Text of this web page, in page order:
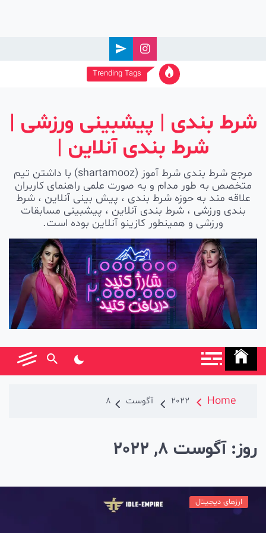
Trending Tags
شرط بندی | پیشبینی ورزشی |
شرط بندی آنلاین |
مرجع شرط بندی شرط آموز (shartamooz) با داشتن تیم
متخصص به طور مدام و به صورت علمی راهنمای کاربران
علاقه مند به حوزه شرط بندی ، پیش بینی آنلاین ، شرط
بندی ورزشی ، شرط بندی آنلاین ، پیشبینی مسابقات
ورزشی و همینطور کازینو آنلاین بوده است.
Home
2022 آگوست 8
روز:آگوست 8, 2022
ارزهای دیجیتال